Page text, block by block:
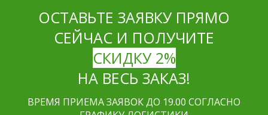
ОСТАВЬТЕ ЗАЯВКУ ПРЯМО
СЕЙЧАС И ПОЛУЧИТЕ
СКИДКУ 2%
НА ВЕСЬ ЗАКАЗ!
ВРЕМЯ ПРИЕМА ЗАЯВОК ДО 19.00 СОГЛАСНО